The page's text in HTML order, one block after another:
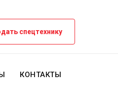
спецтехнику
КОНТАКТЫ